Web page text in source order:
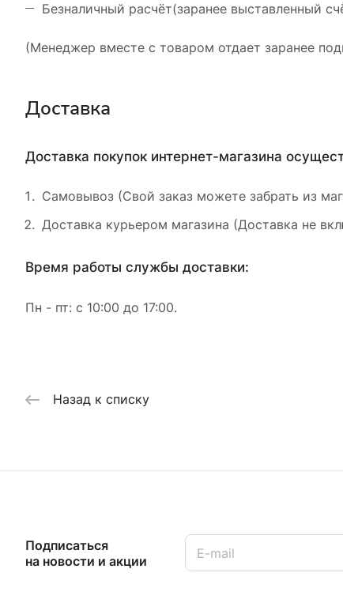
Безналичный расчёт(заранее выставленный
(Менеджер вместе с товаром отдает заранее
Доставка
Доставка покупок интернет-магазина
Самовывоз (Свой заказ можете забрать из
Доставка курьером магазина (Доставка не
Время работы службы доставки:
Пн - пт: с 10:00 до 17:00.
Назад к списку
Подписаться
на новости и акции